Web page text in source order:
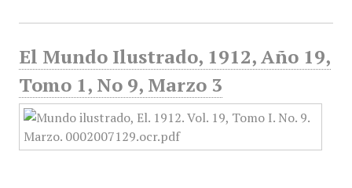
El Mundo Ilustrado, 1912, Año 19,
Tomo 1, No 9, Marzo 3